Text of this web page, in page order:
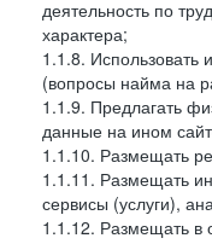
деятельность по
характера;
1.1.8.
(вопросы найма на
1.1.9. Предлагать
данные на ином
1.1.10. Размещать
1.1.11. Размещать
сервисы (услуги),
1.1.12. Размещать в